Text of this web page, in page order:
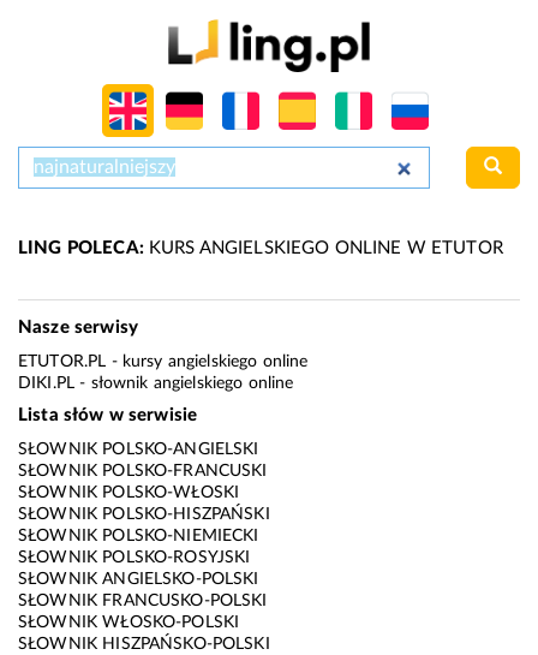
LING POLECA:KURS ANGIELSKIEGO ONLINE W ETUTOR
Nasze serwisy
ETUTOR.PL - kursy angielskiego online
DIKI.PL - słownik angielskiego online
Lista słów w serwisie
SŁOWNIK POLSKO-ANGIELSKI
SŁOWNIK POLSKO-FRANCUSKI
SŁOWNIK POLSKO-WŁOSKI
SŁOWNIK POLSKO-HISZPAŃSKI
SŁOWNIK POLSKO-NIEMIECKI
SŁOWNIK POLSKO-ROSYJSKI
SŁOWNIK ANGIELSKO-POLSKI
SŁOWNIK FRANCUSKO-POLSKI
SŁOWNIK WŁOSKO-POLSKI
SŁOWNIK HISZPAŃSKO-POLSKI